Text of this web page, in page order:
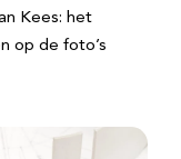
Kees: het
op de foto’s